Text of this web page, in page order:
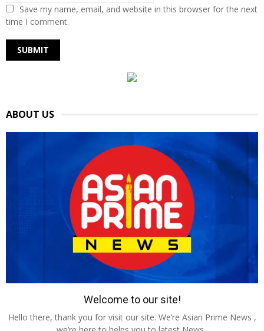
Save my name, email, and website in this browser for the next
time I comment.
ABOUT US
Welcome to our site!
Hello there, thank you for visit our site. We’re Asian Prime News ,